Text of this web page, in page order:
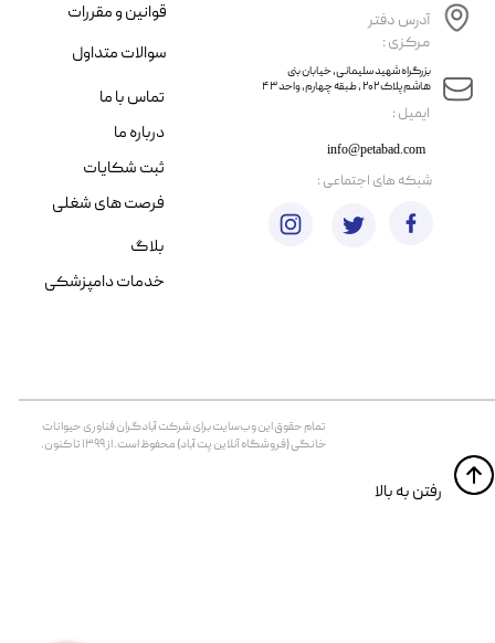
​ایمیل :
آدرس دفتر
مرکزی :
info@petabad.com
​​بزرگراه شهید سلیمانی، خیابان بنی
هاشم پلاک ۲۰۲ ، طبقه چهارم، واحد ۴۳
تمام حقوق اين وب‌سايت برای شرکت آبادگران فناوری حیوانات
خانگی (فروشگاه آنلاین پت آباد) محفوظ است. از ۱۳۹۹ تا کنون.
​​رفتن به بالا
قوانین و مقررات
سوالات متداول
تماس با ما
درباره ما
ثبت شکایات
فرصت های شغلی
​شبکه های اجتماعی :
بلاگ
خدمات دامپزشکی